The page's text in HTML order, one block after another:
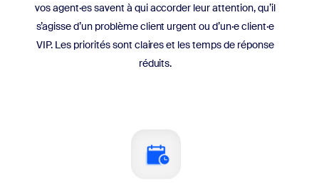
vos agent·es savent à qui accorder leur attention, qu’il
s’agisse d’un problème client urgent ou d’un·e client·e
VIP. Les priorités sont claires et les temps de réponse
réduits.